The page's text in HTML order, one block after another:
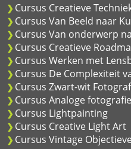
Cursus Creatieve
Cursus Van Beeld naar
Cursus Van onderwerp
Cursus Creatieve
Cursus Werken met
Cursus De Complexiteit
Cursus Zwart-wit
Cursus Analoge fotografie
Cursus Lightpainting
Cursus Creative Light Art
Cursus Vintage